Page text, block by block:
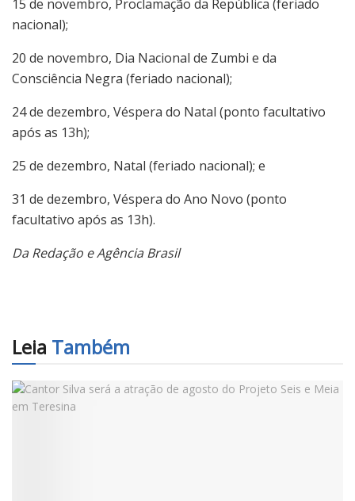
15 de novembro, Proclamação da República (feriado
nacional);
20 de novembro, Dia Nacional de Zumbi e da
Consciência Negra (feriado nacional);
24 de dezembro, Véspera do Natal (ponto facultativo
após as 13h);
25 de dezembro, Natal (feriado nacional); e
31 de dezembro, Véspera do Ano Novo (ponto
facultativo após as 13h).
Da Redação e Agência Brasil
Leia Também